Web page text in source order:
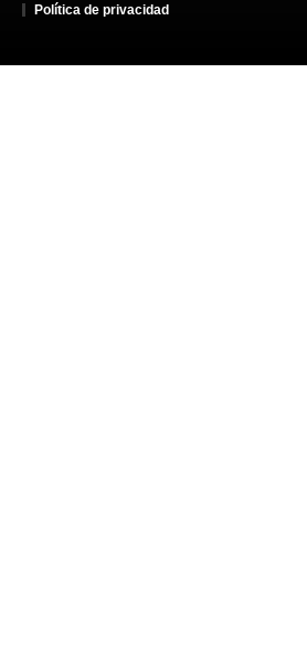
Política de privacidad